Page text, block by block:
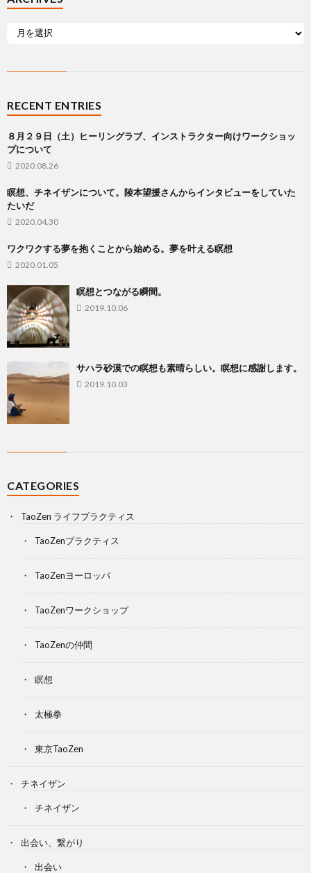
RECENT ENTRIES
８月２９日（土）ヒーリングラブ、インストラクター向けワークショッ
プについて
2020.08.26
瞑想、チネイザンについて。陵本望援さんからインタビューをしていた
たいだ
2020.04.30
ワクワクする夢を抱くことから始める。夢を叶える瞑想
2020.01.05
瞑想とつながる瞬間。
2019.10.06
サハラ砂漠での瞑想も素晴らしい。瞑想に感謝します。
2019.10.03
CATEGORIES
TaoZen ライフプラクティス
TaoZenプラクティス
TaoZenヨーロッパ
TaoZenワークショップ
TaoZenの仲間
瞑想
太極拳
東京TaoZen
チネイザン
チネイザン
出会い、繋がり
出会い